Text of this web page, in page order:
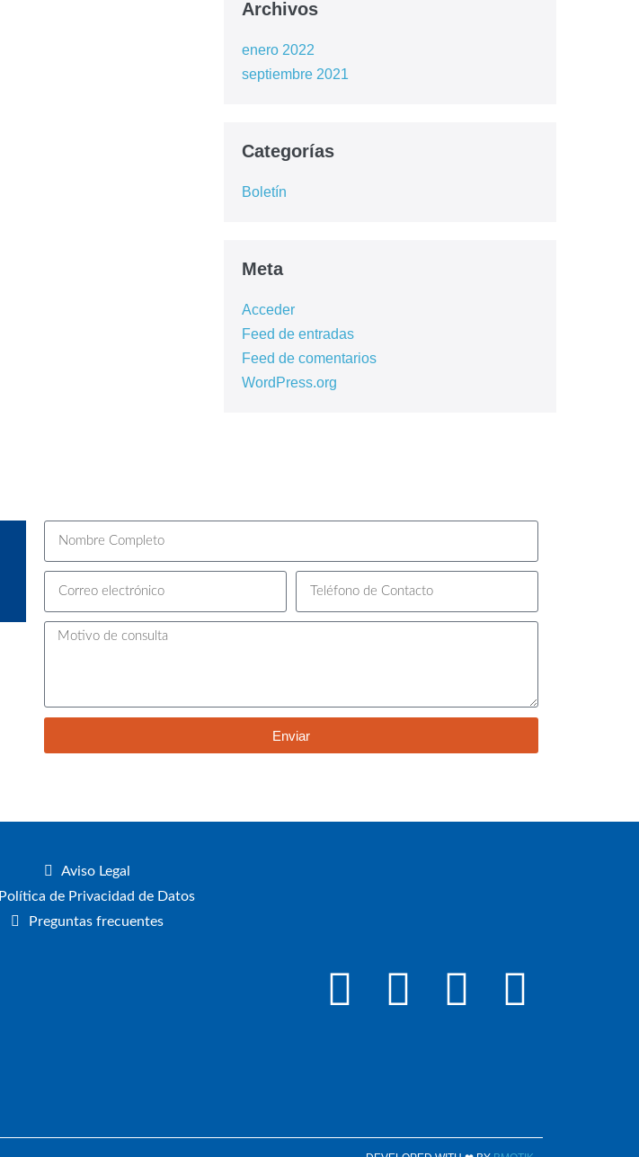
Archivos
enero 2022
septiembre 2021
Categorías
Boletín
Meta
Acceder
Feed de entradas
Feed de comentarios
WordPress.org
Enviar
Aviso Legal
Política de Privacidad de Datos
Preguntas frecuentes